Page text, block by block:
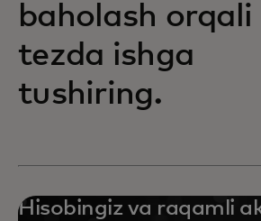
baholash orqali
tezda ishga
tushiring.
Hisobingiz va raqamli